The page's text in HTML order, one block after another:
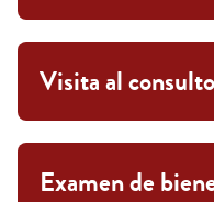
Visita al
Examen de